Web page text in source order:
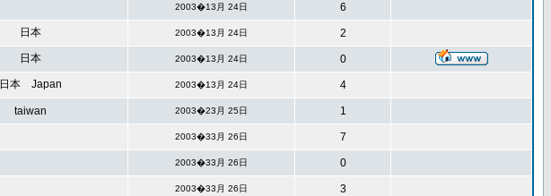
2003�13月 24日 6
日本 2003�13月 24日 2
日本 2003�13月 24日 0
日本 Japan 2003�13月 24日 4
taiwan 2003�23月 25日 1
2003�33月 26日 7
2003�33月 26日 0
2003�33月 26日 3